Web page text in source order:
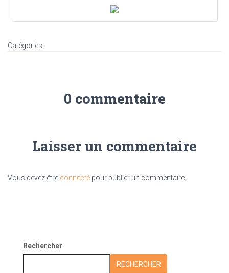
Catégories :
0 commentaire
Laisser un commentaire
Vous devez être connecté pour publier un commentaire.
Rechercher
RECHERCHER